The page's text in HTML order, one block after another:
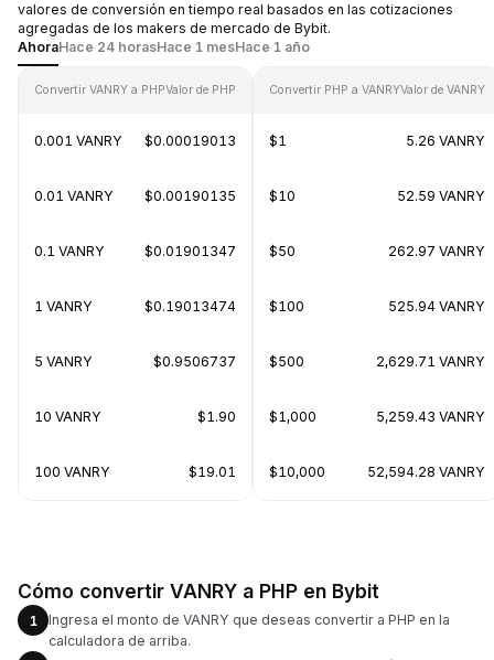
valores de conversión en tiempo real basados en las cotizaciones
agregadas de los makers de mercado de Bybit.
AhoraHace 24 horasHace 1 mesHace 1 año
Convertir VANRY a PHPValor de PHP
0.001 VANRY $0.00019013
0.01 VANRY $0.00190135
0.1 VANRY $0.01901347
1 VANRY $0.19013474
5 VANRY $0.9506737
10 VANRY $1.90
100 VANRY $19.01
Convertir PHP a VANRYValor de VANRY
$1 5.26 VANRY
$10 52.59 VANRY
$50 262.97 VANRY
$100 525.94 VANRY
$500 2,629.71 VANRY
$1,000 5,259.43 VANRY
$10,000 52,594.28 VANRY
Cómo convertir VANRY a PHP en Bybit
1
Ingresa el monto de VANRY que deseas convertir a PHP en la
calculadora de arriba.